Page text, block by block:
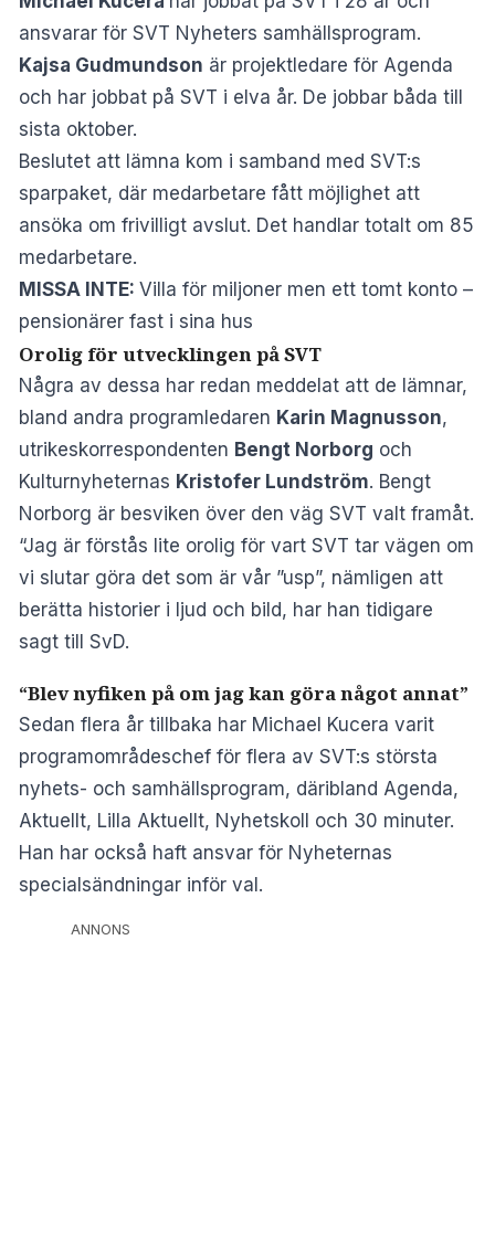
ansvarar för SVT Nyheters samhällsprogram.
Kajsa Gudmundson är projektledare för Agenda
och har jobbat på SVT i elva år. De jobbar båda till
sista oktober.
Beslutet att lämna kom i samband med SVT:s
sparpaket, där medarbetare fått möjlighet att
ansöka om frivilligt avslut. Det handlar totalt om 85
medarbetare.
MISSA INTE: Villa för miljoner men ett tomt konto –
pensionärer fast i sina hus
Orolig för utvecklingen på SVT
Några av dessa har redan meddelat att de lämnar,
bland andra programledaren Karin Magnusson,
utrikeskorrespondenten Bengt Norborg och
Kulturnyheternas Kristofer Lundström. Bengt
Norborg är besviken över den väg SVT valt framåt.
“Jag är förstås lite orolig för vart SVT tar vägen om
vi slutar göra det som är vår ”usp”, nämligen att
berätta historier i ljud och bild, har han tidigare
sagt till SvD.
“Blev nyfiken på om jag kan göra något annat”
Sedan flera år tillbaka har Michael Kucera varit
programområdeschef för flera av SVT:s största
nyhets- och samhällsprogram, däribland Agenda,
Aktuellt, Lilla Aktuellt, Nyhetskoll och 30 minuter.
Han har också haft ansvar för Nyheternas
specialsändningar inför val.
ANNONS